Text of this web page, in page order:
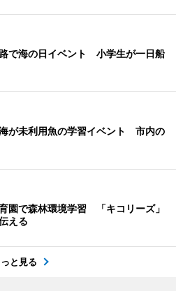
で海の日イベント 小学生が一日船
が未利用魚の学習イベント 市内の
園で森林環境学習 「キコリーズ」
える
と見る